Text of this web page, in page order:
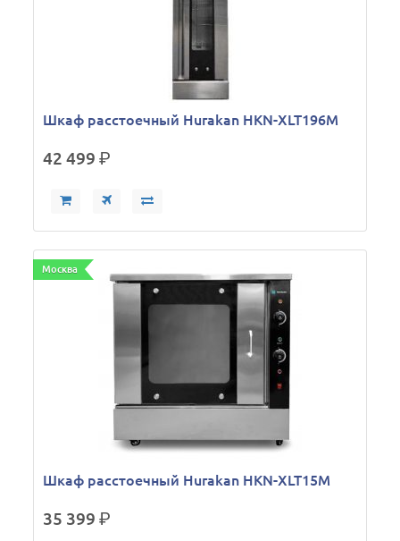
Шкаф расстоечный Hurakan HKN-XLT196M
42 499р.
Москва
Шкаф расстоечный Hurakan HKN-XLT15M
35 399р.